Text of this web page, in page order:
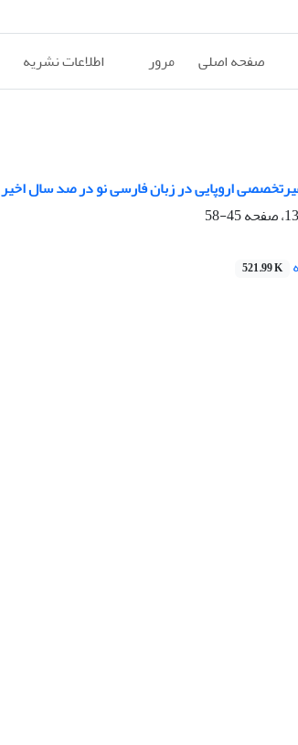
صفحه اصلی مرور اطلاعات نشریه
اروپایی در زبان فارسی نو در صد سال اخیر
45-58
521.99 K